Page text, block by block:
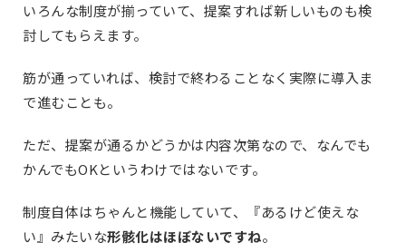
いろんな制度が揃っていて、提案すれば新しいものも検
討してもらえます。
筋が通っていれば、検討で終わることなく実際に導入ま
で進むことも。
ただ、提案が通るかどうかは内容次第なので、なんでも
かんでもOKというわけではないです。
制度自体はちゃんと機能していて、『あるけど使えな
い』みたいな形骸化はほぼないですね。